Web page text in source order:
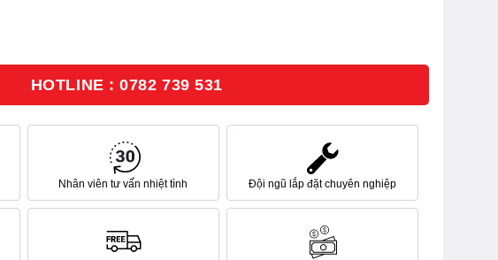
HOTLINE : 0782 739 531
Nhân viên tư vấn nhiệt tình Đội ngũ lắp đặt chuyên nghiệp